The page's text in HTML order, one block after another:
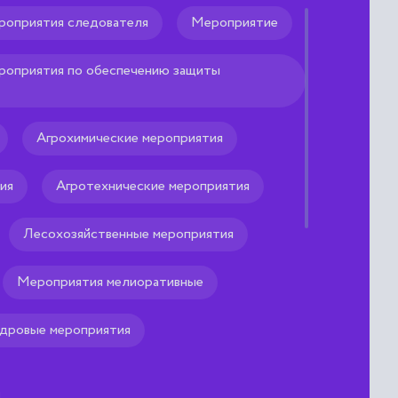
является именно данный
следователя Мероприятие
по обеспечению защиты
Агрохимические мероприятия
Агротехнические мероприятия
Лесохозяйственные мероприятия
Мероприятия мелиоративные
мероприятия